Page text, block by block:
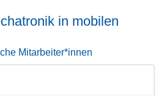
in mobilen
Mitarbeiter*innen